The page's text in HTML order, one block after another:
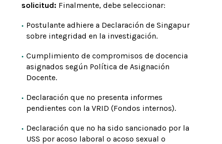
solicitud: Finalmente, debe seleccionar:
Postulante adhiere a Declaración de Singapur
sobre integridad en la investigación.
Cumplimiento de compromisos de docencia
asignados según Política de Asignación
Docente.
Declaración que no presenta informes
pendientes con la VRID (Fondos internos).
Declaración que no ha sido sancionado por la
USS por acoso laboral o acoso sexual o